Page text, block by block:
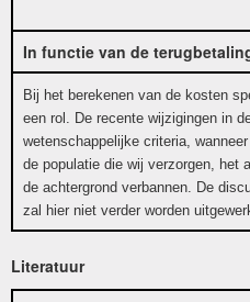
In functie van de
Bij het berekenen van de kosten
een rol. De recente wijzigingen in
wetenschappelijke criteria,
de populatie die wij verzorgen, het
de achtergrond verbannen. De
zal hier niet verder worden
Literatuur